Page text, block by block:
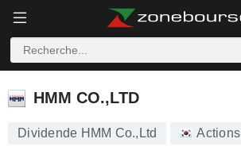
HMM CO.,LTD
HMM CO.,LTD
Dividende HMM Co.,Ltd Actions